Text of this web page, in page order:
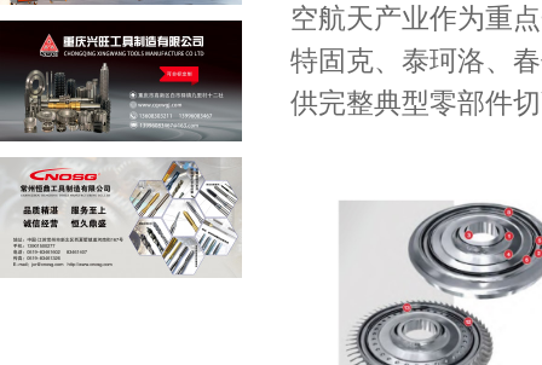
空航天产业作为重
特固克、泰珂洛、
供完整典型零部件